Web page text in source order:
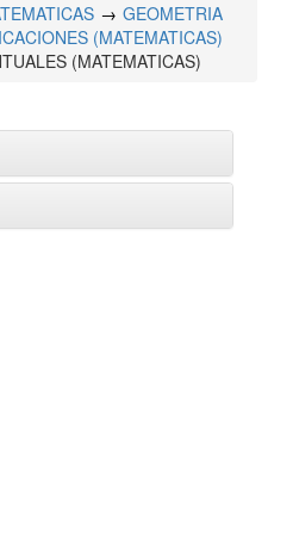
GEOMETRIA
(MATEMATICAS)
(MATEMATICAS)